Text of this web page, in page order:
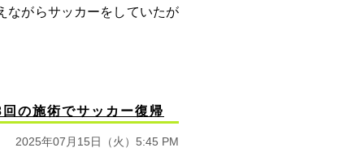
ながらサッカーをしていたが
の施術でサッカー復帰
2025年07月15日（火）5:45 PM